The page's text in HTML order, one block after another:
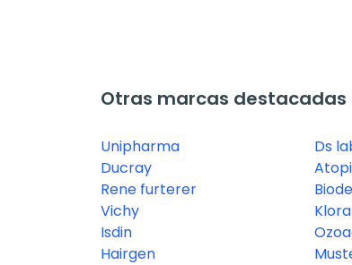
Otras marcas destacadas
Unipharma
Ducray
Rene furterer
Vichy
Isdin
Hairgen
Ds